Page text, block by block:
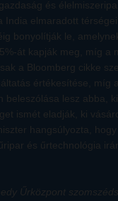
és
elmaradott
bonyolítják le,
át kapják meg, míg a
a Bloomberg cikke
értékesítése, míg
beleszólása lesz abba,
ismét eladják, ki
hangsúlyozta,
és űrtechnológia
Űrközpont